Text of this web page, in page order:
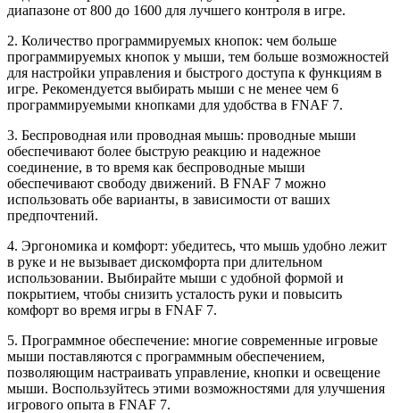
диапазоне от 800 до 1600 для лучшего контроля в игре.
2. Количество программируемых кнопок: чем больше
программируемых кнопок у мыши, тем больше возможностей
для настройки управления и быстрого доступа к функциям в
игре. Рекомендуется выбирать мыши с не менее чем 6
программируемыми кнопками для удобства в FNAF 7.
3. Беспроводная или проводная мышь: проводные мыши
обеспечивают более быструю реакцию и надежное
соединение, в то время как беспроводные мыши
обеспечивают свободу движений. В FNAF 7 можно
использовать обе варианты, в зависимости от ваших
предпочтений.
4. Эргономика и комфорт: убедитесь, что мышь удобно лежит
в руке и не вызывает дискомфорта при длительном
использовании. Выбирайте мыши с удобной формой и
покрытием, чтобы снизить усталость руки и повысить
комфорт во время игры в FNAF 7.
5. Программное обеспечение: многие современные игровые
мыши поставляются с программным обеспечением,
позволяющим настраивать управление, кнопки и освещение
мыши. Воспользуйтесь этими возможностями для улучшения
игрового опыта в FNAF 7.